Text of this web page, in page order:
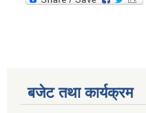
बजेट तथा कार्यक्रम